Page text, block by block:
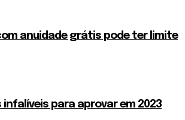
anuidade grátis pode ter limite
infalíveis para aprovar em 2023